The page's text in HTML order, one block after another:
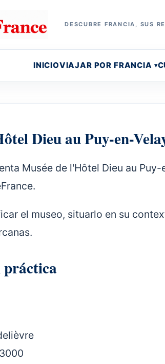
DESCUBRE FRANCIA, SUS
INICIOVIAJAR POR FRANCIA
Dieu au Puy-en-
Musée de l'Hôtel Dieu au
el museo, situarlo en su